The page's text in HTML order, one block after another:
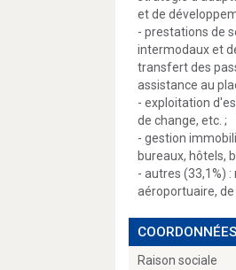
et de
- prestations de
intermodaux et
transfert des
assistance au
- exploitation
de change, etc. ;
- gestion
bureaux, hôtels,
- autres (33,1%)
aéroportuaire,
Raison sociale